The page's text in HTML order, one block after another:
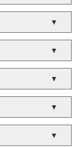
▼
▼
▼
▼
▼